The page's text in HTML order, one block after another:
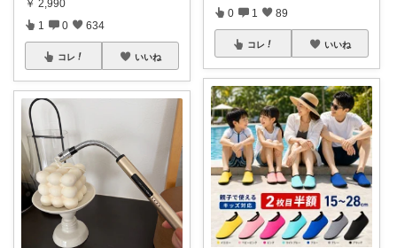
￥ 2,990
1 0 634
コレ いいね
0 1 89
コレ いいね